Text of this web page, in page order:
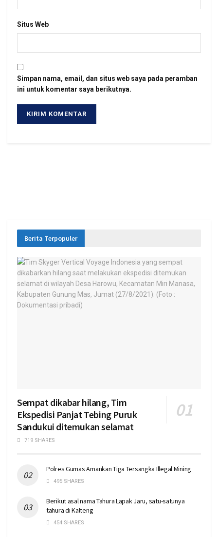
Situs Web
Simpan nama, email, dan situs web saya pada peramban
ini untuk komentar saya berikutnya.
Berita Terpopuler
Sempat dikabar hilang, Tim
Ekspedisi Panjat Tebing Puruk
Sandukui ditemukan selamat
719 SHARES
Polres Gumas Amankan Tiga Tersangka Illegal Mining
495 SHARES
Berikut asal nama Tahura Lapak Jaru, satu-satunya
tahura di Kalteng
454 SHARES